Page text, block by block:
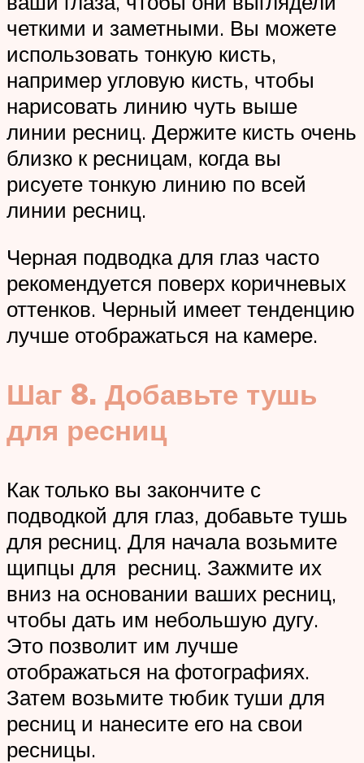
четкими и заметными. Вы можете
использовать тонкую кисть,
например угловую кисть, чтобы
нарисовать линию чуть выше
линии ресниц. Держите кисть очень
близко к ресницам, когда вы
рисуете тонкую линию по всей
линии ресниц.
Черная подводка для глаз часто
рекомендуется поверх коричневых
оттенков. Черный имеет тенденцию
лучше отображаться на камере.
Шаг 8. Добавьте тушь
для ресниц
Как только вы закончите с
подводкой для глаз, добавьте тушь
для ресниц. Для начала возьмите
щипцы для ресниц. Зажмите их
вниз на основании ваших ресниц,
чтобы дать им небольшую дугу.
Это позволит им лучше
отображаться на фотографиях.
Затем возьмите тюбик туши для
ресниц и нанесите его на свои
ресницы.